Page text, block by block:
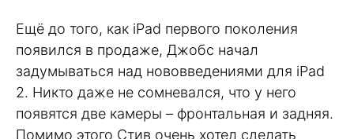
Ещё до того, как iPad первого поколения
появился в продаже, Джобс начал
задумываться над нововведениями для iPad
2. Никто даже не сомневался, что у него
появятся две камеры – фронтальная и задняя.
Помимо этого Стив очень хотел сделать